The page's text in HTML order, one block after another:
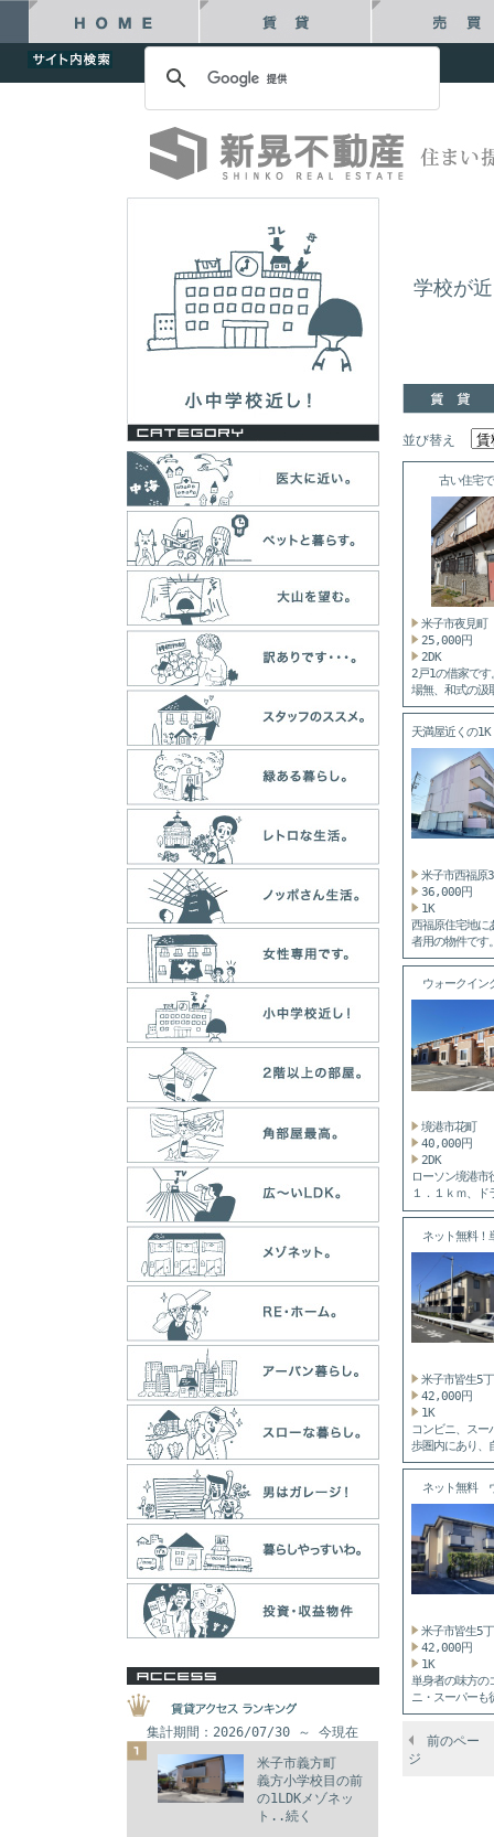
学校が
並び替え
古い住宅
米子市夜見町
25,000円
2DK
2戸1の借家で
場無、和式の汲
レで...
天満屋近くの
米子市西福原
36,000円
1K
西福原住宅地に
者用の物件です
入...
ウォークイン
ゼ...
境港市花町
40,000円
2DK
ローソン境港市
１．１ｋｍ、ド
トアコスモ...
ネット無料！
の...
米子市皆生5
42,000円
1K
コンビニ、スー
歩圏内にあり、
手な方に...
ネット無料
ク...
米子市皆生5
42,000円
1K
単身者の味方の
ニ・スーパーも
内。 ...
前のペー
ジ
集計期間：2026/07/30 ～ 今現在
米子市義方町
義方小学校目の前
の1LDKメゾネッ
ト..続く